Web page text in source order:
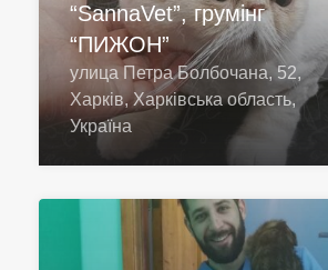
“SannaVet”, грумінг
“ПИЖОН”
улица Петра Болбочана, 52,
Харків, Харківська область,
Україна